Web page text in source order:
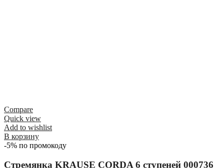
Compare
Quick view
Add to wishlist
В корзину
-5% по промокоду
Стремянка KRAUSE CORDA 6 ступеней 000736